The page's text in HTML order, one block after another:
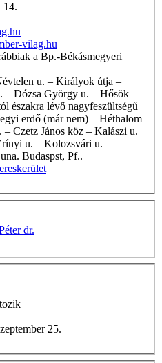
14.
vilag.hu
– Dózsa György u. – Hősök
északra lévő nagyfeszültségű
erdő (már nem) – Héthalom
Czetz János köz – Kalászi u.
u. – Kolozsvári u. –
Budaspst, Pf..
dr.
4. és szeptember 25.